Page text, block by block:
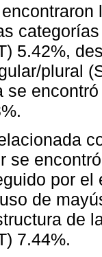
5.42%,
plural
se
se
por
de
de
7.44%.